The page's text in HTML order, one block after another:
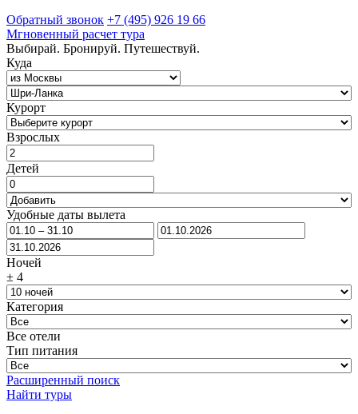
Обратный звонок +7 (495) 926 19 66
Мгновенный расчет тура
Выбирай. Бронируй. Путешествуй.
Куда
Курорт
Взрослых
Детей
Удобные даты вылета
Ночей
± 4
Категория
Все отели
Тип питания
Расширенный поиск
Найти туры